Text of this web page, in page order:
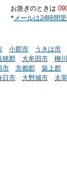
お急ぎのときは
* メールは24時間
小郡市 うきは市
穂郡 大牟田市 柳
市 京都郡 築上郡
日市 大野城市 太